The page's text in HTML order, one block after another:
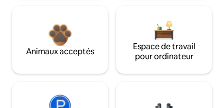
Animaux acceptés
Espace de travail
pour ordinateur